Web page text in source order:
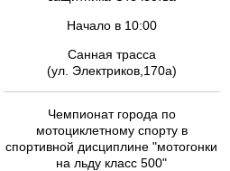
Начало в 10:00
Санная трасса
(ул. Электриков,170а)
Чемпионат города по
мотоциклетному спорту в
спортивной дисциплине "мотогонки
на льду класс 500"